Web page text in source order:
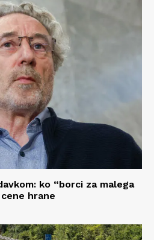
ko “borci za malega
hrane